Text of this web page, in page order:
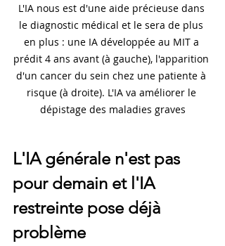
L'IA nous est d'une aide précieuse dans
le diagnostic médical et le sera de plus
en plus : une IA développée au MIT a
prédit 4 ans avant (à gauche), l'apparition
d'un cancer du sein chez une patiente à
risque (à droite). L'IA va améliorer le
dépistage des maladies graves
L'IA générale n'est pas
pour demain et l'IA
restreinte pose déjà
problème